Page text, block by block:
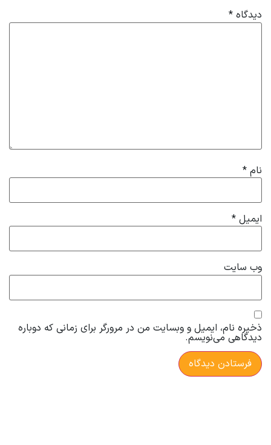
دیدگاه *
نام *
ایمیل *
وب‌ سایت
ذخیره نام، ایمیل و وبسایت من در مرورگر برای زمانی که دوباره
دیدگاهی می‌نویسم.